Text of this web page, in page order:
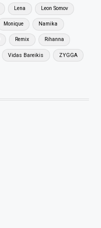
Lena Leon Somov
Monique Namika
Remix Rihanna
Vidas Bareikis ZYGGA